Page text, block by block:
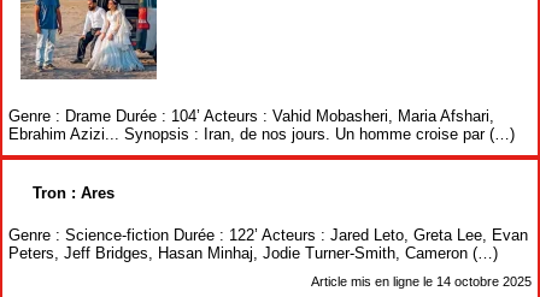
Genre : Drame Durée : 104’ Acteurs : Vahid Mobasheri, Maria Afshari,
Ebrahim Azizi... Synopsis : Iran, de nos jours. Un homme croise par (…)
Tron : Ares
Genre : Science-fiction Durée : 122’ Acteurs : Jared Leto, Greta Lee, Evan
Peters, Jeff Bridges, Hasan Minhaj, Jodie Turner-Smith, Cameron (…)
Article mis en ligne le 14 octobre 2025